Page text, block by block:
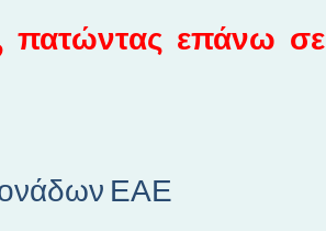
πατώντας επάνω σε
ΕΑΕ